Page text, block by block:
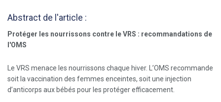
Abstract de l'article :
Protéger les nourrissons contre le VRS : recommandations de
l'OMS
Le VRS menace les nourrissons chaque hiver. L’OMS recommande
soit la vaccination des femmes enceintes, soit une injection
d’anticorps aux bébés pour les protéger efficacement.